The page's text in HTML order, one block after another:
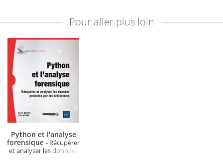
Pour aller plus loin
Python et l'analyse
forensique - Récupérer
et analyser les données